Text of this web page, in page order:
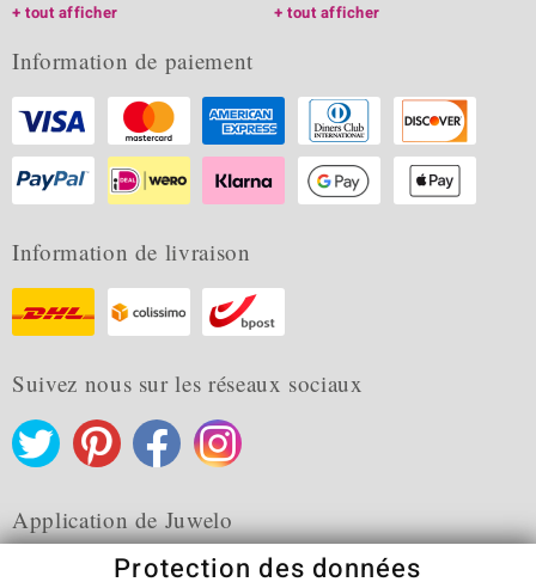
tout afficher
tout afficher
Information de paiement
Information de livraison
Suivez nous sur les réseaux sociaux
Application de Juwelo
Protection des données